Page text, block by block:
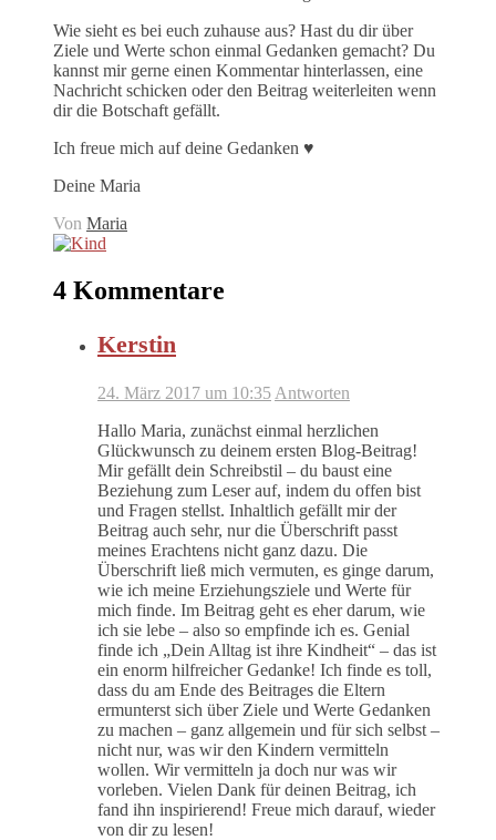
Wie sieht es bei euch zuhause aus? Hast du dir über
Ziele und Werte schon einmal Gedanken gemacht? Du
kannst mir gerne einen Kommentar hinterlassen, eine
Nachricht schicken oder den Beitrag weiterleiten wenn
dir die Botschaft gefällt.
Ich freue mich auf deine Gedanken ♥
Deine Maria
Von Maria
4 Kommentare
Kerstin
24. März 2017 um 10:35 Antworten
Hallo Maria, zunächst einmal herzlichen
Glückwunsch zu deinem ersten Blog-Beitrag!
Mir gefällt dein Schreibstil – du baust eine
Beziehung zum Leser auf, indem du offen bist
und Fragen stellst. Inhaltlich gefällt mir der
Beitrag auch sehr, nur die Überschrift passt
meines Erachtens nicht ganz dazu. Die
Überschrift ließ mich vermuten, es ginge darum,
wie ich meine Erziehungsziele und Werte für
mich finde. Im Beitrag geht es eher darum, wie
ich sie lebe – also so empfinde ich es. Genial
finde ich „Dein Alltag ist ihre Kindheit“ – das ist
ein enorm hilfreicher Gedanke! Ich finde es toll,
dass du am Ende des Beitrages die Eltern
ermunterst sich über Ziele und Werte Gedanken
zu machen – ganz allgemein und für sich selbst –
nicht nur, was wir den Kindern vermitteln
wollen. Wir vermitteln ja doch nur was wir
vorleben. Vielen Dank für deinen Beitrag, ich
fand ihn inspirierend! Freue mich darauf, wieder
von dir zu lesen!